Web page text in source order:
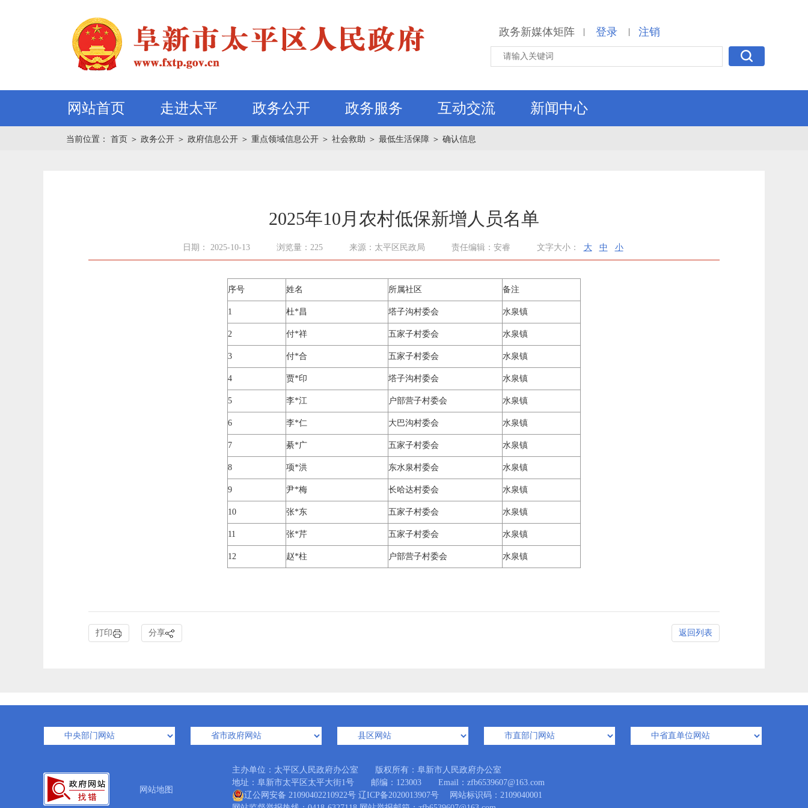
政务新媒体矩阵 | 登录 | 注销
网站首页 走进太平 政务公开 政务服务 互动交流 新闻中心
当前位置： 首页 ＞ 政务公开 ＞ 政府信息公开 ＞ 重点领域信息公开 ＞ 社会救助 ＞ 最低生活保障 ＞ 确认信息
2025年10月农村低保新增人员名单
日期： 2025-10-13 浏览量：225 来源：太平区民政局 责任编辑：安睿 文字大小： 大 中 小
序号 姓名 所属社区 备注
1 杜*昌 塔子沟村委会 水泉镇
2 付*祥 五家子村委会 水泉镇
3 付*合 五家子村委会 水泉镇
4 贾*印 塔子沟村委会 水泉镇
5 李*江 户部营子村委会 水泉镇
6 李*仁 大巴沟村委会 水泉镇
7 綦*广 五家子村委会 水泉镇
8 项*洪 东水泉村委会 水泉镇
9 尹*梅 长哈达村委会 水泉镇
10 张*东 五家子村委会 水泉镇
11 张*芹 五家子村委会 水泉镇
12 赵*柱 户部营子村委会 水泉镇
打印 分享 返回列表
网站地图
主办单位：太平区人民政府办公室 版权所有：阜新市人民政府办公室
地址：阜新市太平区太平大街1号 邮编：123003 Email：zfb6539607@163.com
辽公网安备 21090402210922号 辽ICP备2020013907号 网站标识码：2109040001